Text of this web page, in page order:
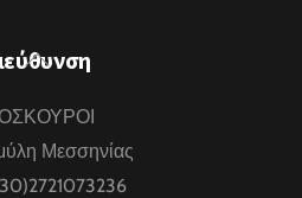
Back
Top
Μεσσηνίας